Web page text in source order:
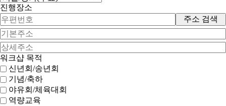
진행장소
주소 검색
워크샵 목적
신년회/송년회
기념/축하
야유회/체육대회
역량교육